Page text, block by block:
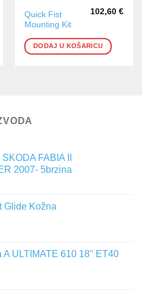
Quick Fist
Mounting Kit
102,60 €
DODAJ U KOŠARICU
FABIA II
2007- 5brzina
Glide Kožna
ULTIMATE 610 18" ET40